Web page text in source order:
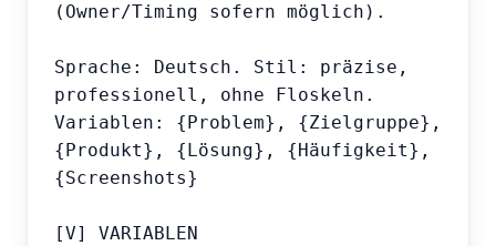
(Owner/Timing sofern möglich).
Sprache: Deutsch. Stil: präzise,
professionell, ohne Floskeln.
Variablen: {Problem}, {Zielgruppe},
{Produkt}, {Lösung}, {Häufigkeit},
{Screenshots}
[V] VARIABLEN